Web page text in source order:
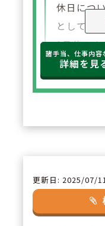
休日につ
としてカ
1日休み
ク長・エ
休み時の
調剤・監
も積極的
安心して
諸手当、仕事内容
詳細を見
更新日: 2025/07/